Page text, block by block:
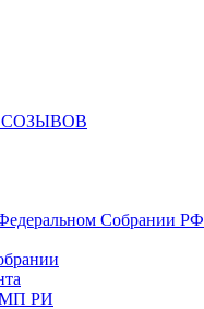
Собрании РФ
МП РИ